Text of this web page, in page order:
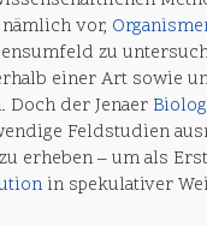
vor,
zu
einer Art sowie
Doch der Jenaer
Feldstudien
erheben – um als
in spekulativer